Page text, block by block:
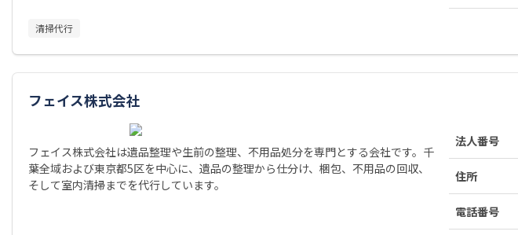
清掃代行
フェイス株式会社
フェイス株式会社は遺品整理や生前の整理、不用品処分を専門とする会社です。千
葉全域および東京都5区を中心に、遺品の整理から仕分け、梱包、不用品の回収、
そして室内清掃までを代行しています。
法人番号
住所
電話番号